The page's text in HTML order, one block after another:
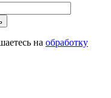
на обработку